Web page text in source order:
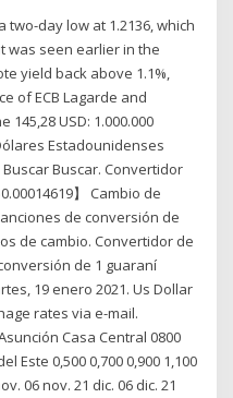
two-day low at 1.2136, which
was seen earlier in the
yield back above 1.1%,
of ECB Lagarde and
USD: 1.000.000
Estadounidenses
Buscar Buscar. Convertidor
】 Cambio de
de conversión de
de cambio. Convertidor de
de 1 guaraní
19 enero 2021. Us Dollar
rates via e-mail.
Casa Central 0800
Este 0,500 0,700 0,900 1,100
06 nov. 21 dic. 06 dic. 21